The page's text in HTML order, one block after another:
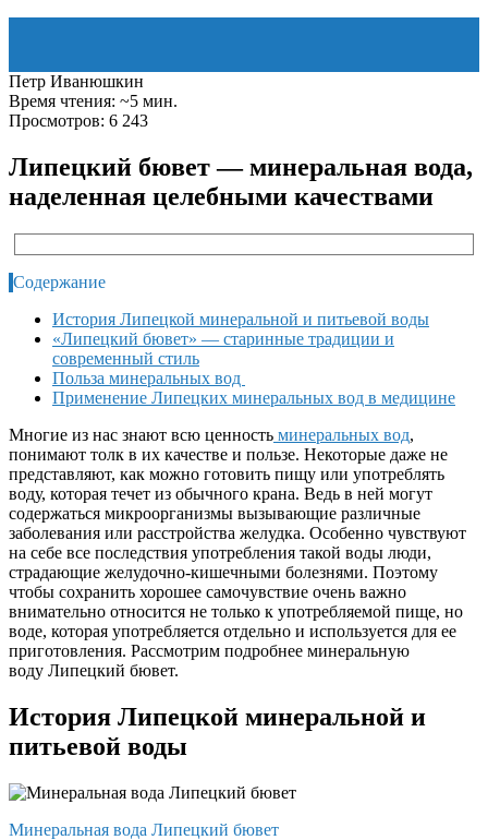
Петр Иванюшкин
Время чтения: ~5 мин.
Просмотров: 6 243
Липецкий бювет — минеральная вода,
наделенная целебными качествами
Содержание
История Липецкой минеральной и питьевой воды
«Липецкий бювет» — старинные традиции и
современный стиль
Польза минеральных вод
Применение Липецких минеральных вод в медицине
Многие из нас знают всю ценность минеральных вод,
понимают толк в их качестве и пользе. Некоторые даже не
представляют, как можно готовить пищу или употреблять
воду, которая течет из обычного крана. Ведь в ней могут
содержаться микроорганизмы вызывающие различные
заболевания или расстройства желудка. Особенно чувствуют
на себе все последствия употребления такой воды люди,
страдающие желудочно-кишечными болезнями. Поэтому
чтобы сохранить хорошее самочувствие очень важно
внимательно относится не только к употребляемой пище, но
воде, которая употребляется отдельно и используется для ее
приготовления. Рассмотрим подробнее минеральную
воду Липецкий бювет.
История Липецкой минеральной и
питьевой воды
Минеральная вода Липецкий бювет